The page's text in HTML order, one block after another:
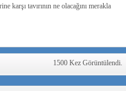
karşı tavırının ne olacağını merakla
1500 Kez Görüntülendi.